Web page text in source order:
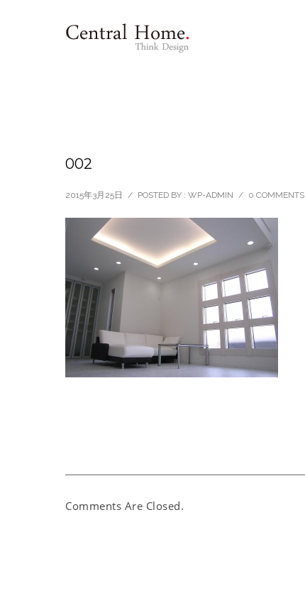
002
2015年3月25日 / POSTED BY : WP-ADMIN / 0 COMMENTS
Comments Are Closed.